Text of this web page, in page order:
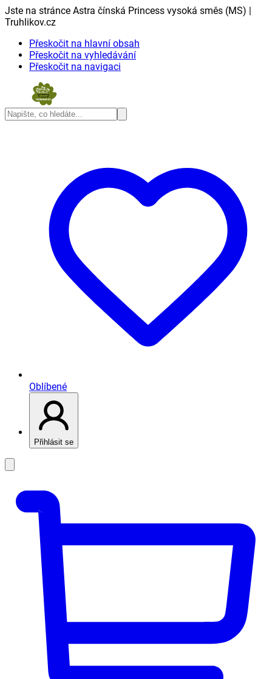
Jste na stránce Astra čínská Princess vysoká směs (MS) |
Truhlikov.cz
Přeskočit na hlavní obsah
Přeskočit na vyhledávání
Přeskočit na navigaci
Oblíbené
Přihlásit se